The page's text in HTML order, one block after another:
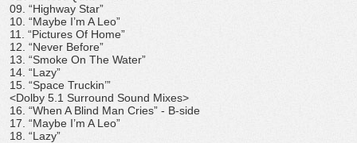
09. “Highway Star”
10. “Maybe I’m A Leo”
11. “Pictures Of Home”
12. “Never Before”
13. “Smoke On The Water”
14. “Lazy”
15. “Space Truckin’”
<Dolby 5.1 Surround Sound Mixes>
16. “When A Blind Man Cries” - B-side
17. “Maybe I’m A Leo”
18. “Lazy”